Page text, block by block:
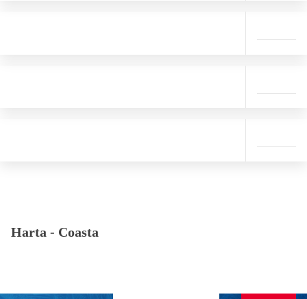
Harta - Coasta